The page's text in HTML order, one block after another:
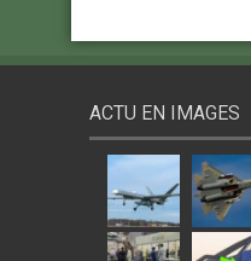
ACTU EN IMAGES